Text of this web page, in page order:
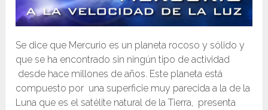
Se dice que Mercurio es un planeta rocoso y sólido y
que se ha encontrado sin ningún tipo de actividad
desde hace millones de años. Este planeta está
compuesto por una superficie muy parecida a la de la
Luna que es el satélite natural de la Tierra, presenta